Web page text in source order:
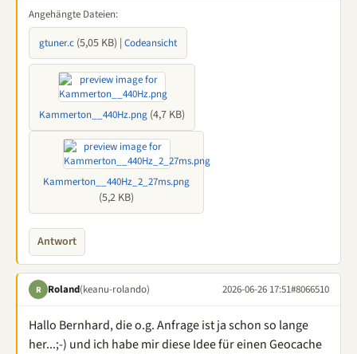
Angehängte Dateien:
gtuner.c (5,05 KB) | Codeansicht
Kammerton__440Hz.png (4,7 KB)
Kammerton__440Hz_2_27ms.png
(5,2 KB)
Antwort
R Roland(keanu-rolando) 2026-06-26 17:51#8066510
Hallo Bernhard, die o.g. Anfrage ist ja schon so lange
her...;-) und ich habe mir diese Idee für einen Geocache